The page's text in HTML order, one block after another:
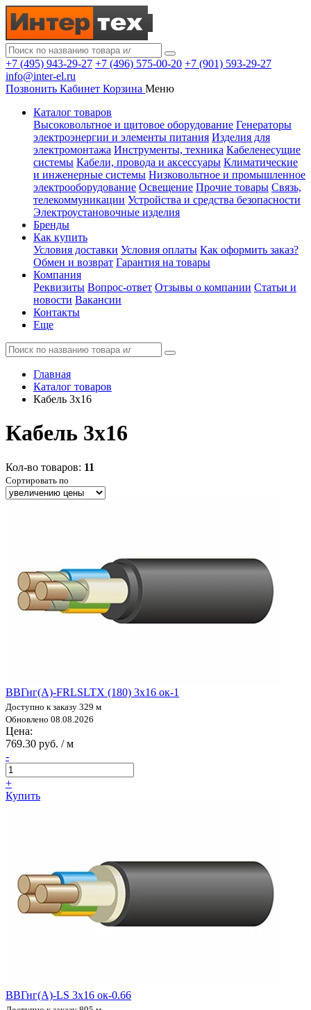
+7 (495) 943-29-27 +7 (496) 575-00-20 +7 (901) 593-29-27
info@inter-el.ru
Позвонить Кабинет Корзина Меню
Каталог товаров
Высоковольтное и щитовое оборудование Генераторы
электроэнергии и элементы питания Изделия для
электромонтажа Инструменты, техника Кабеленесущие
системы Кабели, провода и аксессуары Климатические
и инженерные системы Низковольтное и промышленное
электрооборудование Освещение Прочие товары Связь,
телекоммуникации Устройства и средства безопасности
Электроустановочные изделия
Бренды
Как купить
Условия доставки Условия оплаты Как оформить заказ?
Обмен и возврат Гарантия на товары
Компания
Реквизиты Вопрос-ответ Отзывы о компании Статьи и
новости Вакансии
Контакты
Еще
Главная
Каталог товаров
Кабель 3x16
Кабель 3x16
Кол-во товаров: 11
Сортировать по
ВВГнг(А)-FRLSLTX (180) 3х16 ок-1
Доступно к заказу 329 м
Обновлено 08.08.2026
Цена:
769.30 руб. / м
-
+
Купить
ВВГнг(А)-LS 3х16 ок-0.66